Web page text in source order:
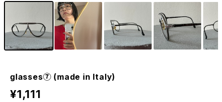
glasses⑦ (made in Italy)
¥1,111